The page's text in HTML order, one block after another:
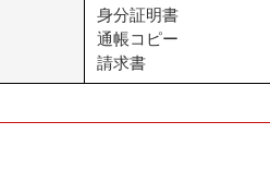
身分証明書
通帳コピー
請求書